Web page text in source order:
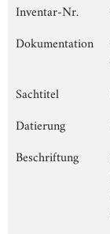
Inventar-Nr.
Dokumentation
Sachtitel
Datierung
Beschriftung